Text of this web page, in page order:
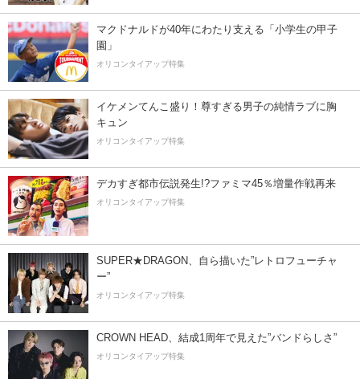
マクドナルドが40年にわたり支える「小学生の甲子
園」
オリコンタイアップ特集
イケメンてんこ盛り！尊すぎる男子の純情ラブに胸
キュン
オリコンタイアップ特集
デカすぎ都市伝説発生!?ファミマ45％増量作戦再来
オリコンタイアップ特集
SUPER★DRAGON、自ら描いた”レトロフューチャ
ー”
オリコンタイアップ特集
CROWN HEAD、結成1周年で見えた”バンドらしさ”
オリコンタイアップ特集